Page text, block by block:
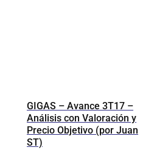
GIGAS – Avance 3T17 –
Análisis con Valoración y
Precio Objetivo (por Juan
ST)